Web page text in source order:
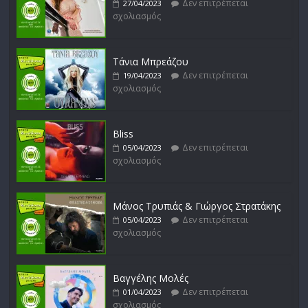
σχολιασμός
27/04/2023
Δεν επιτρέπεται
σχολιασμός
Τάνια Μπρεάζου
19/04/2023
Δεν επιτρέπεται
σχολιασμός
Bliss
05/04/2023
Δεν επιτρέπεται
σχολιασμός
Μάνος Τρυπιάς & Γιώργος Στρατάκης
05/04/2023
Δεν επιτρέπεται
σχολιασμός
Βαγγέλης Μολές
01/04/2023
Δεν επιτρέπεται
σχολιασμός